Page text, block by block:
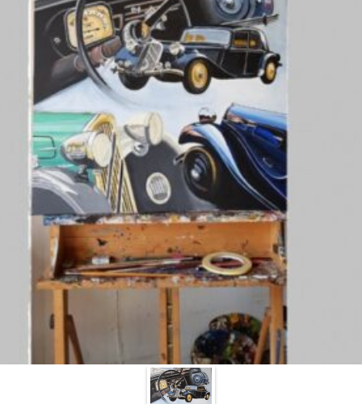
Notre local
La Boutique
Les pièces
L’assurance
Liens
La Revue
Les salons
La traction
La Traction des
membres
Bibliographie
Présentation 7
Présentation 11
Présentation 15 six
Evolution 7 et 11 -
1934/1941